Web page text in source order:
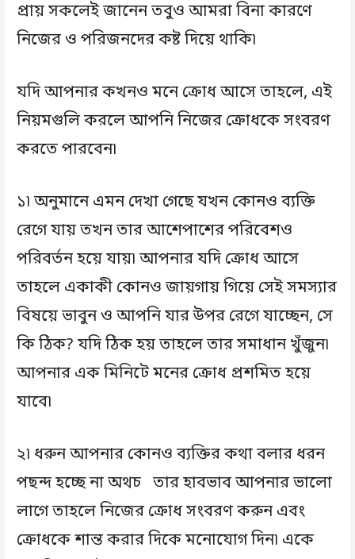
প্রায় সকলেই জানেন তবুও আমরা বিনা কারণে
নিজের ও পরিজনদের কষ্ট দিয়ে থাকি৷
যদি আপনার কখনও মনে ক্রোধ আসে তাহলে, এই
নিয়মগুলি করলে আপনি নিজের ক্রোধকে সংবরণ
করতে পারবেন৷
১৷ অনুমানে এমন দেখা গেছে যখন কোনও ব্যক্তি
রেগে যায় তখন তার আশেপাশের পরিবেশও
পরিবর্তন হয়ে যায়৷ আপনার যদি ক্রোধ আসে
তাহলে একাকী কোনও জায়গায় গিয়ে সেই সমস্যার
বিষয়ে ভাবুন ও আপনি যার উপর রেগে যাচ্ছেন, সে
কি ঠিক? যদি ঠিক হয় তাহলে তার সমাধান খুঁজুন৷
আপনার এক মিনিটে মনের ক্রোধ প্রশমিত হয়ে
যাবে৷
২৷ ধরুন আপনার কোনও ব্যক্তির কথা বলার ধরন
পছন্দ হচ্ছে না অথচ তার হাবভাব আপনার ভালো
লাগে তাহলে নিজের ক্রোধ সংবরণ করুন এবং
ক্রোধকে শান্ত করার দিকে মনোযোগ দিন৷ একে